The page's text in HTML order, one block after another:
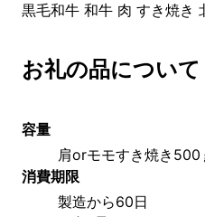
黒毛和牛 和牛 肉 すき焼き
お礼の品について
容量
肩orモモすき焼き500
消費期限
製造から60日